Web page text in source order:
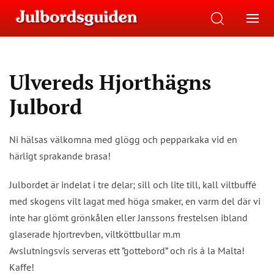
Ulvereds Hjorthägns
Julbord
Ni hälsas välkomna med glögg och pepparkaka vid en
härligt sprakande brasa!
Julbordet är indelat i tre delar; sill och lite till, kall viltbuffé
med skogens vilt lagat med höga smaker, en varm del där vi
inte har glömt grönkålen eller Janssons frestelsen ibland
glaserade hjortrevben, viltköttbullar m.m
Avslutningsvis serveras ett ”gottebord” och ris á la Malta!
Kaffe!